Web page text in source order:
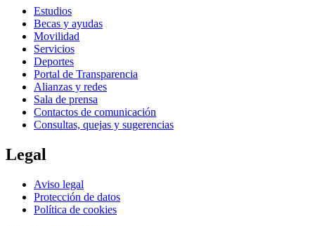
Estudios
Becas y ayudas
Movilidad
Servicios
Deportes
Portal de Transparencia
Alianzas y redes
Sala de prensa
Contactos de comunicación
Consultas, quejas y sugerencias
Legal
Aviso legal
Protección de datos
Política de cookies